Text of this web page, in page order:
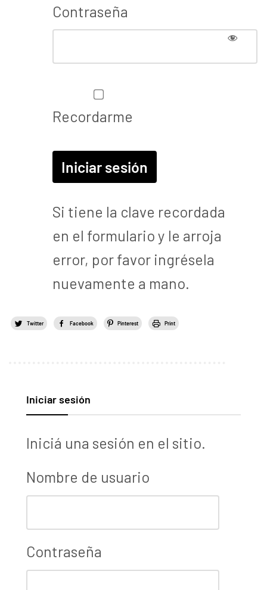
Contraseña
Recordarme
Si tiene la clave recordada
en el formulario y le arroja
error, por favor ingrésela
nuevamente a mano.
Twitter Facebook Pinterest Print
Iniciar sesión
Iniciá una sesión en el sitio.
Nombre de usuario
Contraseña